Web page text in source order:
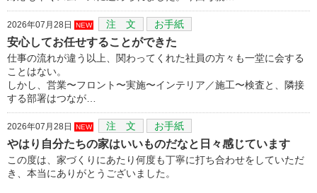
2026年07月28日 NEW 注 文 お手紙
安心してお任せすることができた
仕事の流れが違う以上、関わってくれた社員の方々も一堂に会する
ことはない。
しかし、営業〜フロント〜実施〜インテリア／施工〜検査と、隣接
する部署はつなが…
2026年07月28日 NEW 注 文 お手紙
やはり自分たちの家はいいものだなと日々感じています
この度は、家づくりにあたり何度も丁寧に打ち合わせをしていただ
き、本当にありがとうございました。